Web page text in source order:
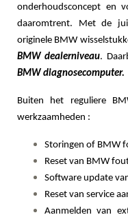
onderhoudsconcept en
daaromtrent. Met de
originele BMW
BMW dealerniveau.
BMW diagnosecomputer.
Buiten het reguliere
werkzaamheden :
Storingen of BMW
Reset van BMW
Software update
Reset van service
Aanmelden van